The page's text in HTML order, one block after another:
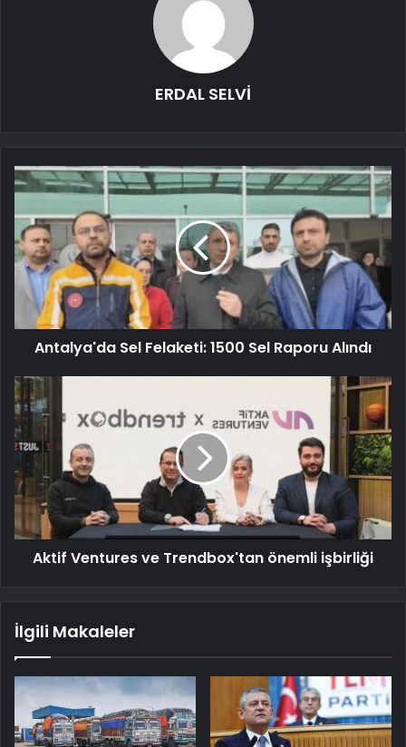
ERDAL SELVİ
Antalya'da Sel Felaketi: 1500 Sel Raporu Alındı
Aktif Ventures ve Trendbox'tan önemli işbirliği
İlgili Makaleler